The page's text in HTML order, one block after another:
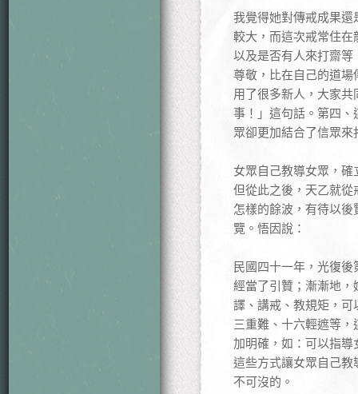
我覺得她對傳戒成果
較大，而這次戒常住
以及是否有人來打齋
尊敬，比在自己的道
用了很多新人，大家
事！」這句話。第四
眾卻更加結合了信眾
女眾自己教導女眾，
但從此之後，天乙就
怎樣的餘波，有待以
覽。悟因說：
民國四十一年，光復
經當了引贊；漸漸地
譯、講戒、教規矩，
三重難、十六輕遮等
加明確，如：可以指
這些方式讓女眾自己
不可沒的。